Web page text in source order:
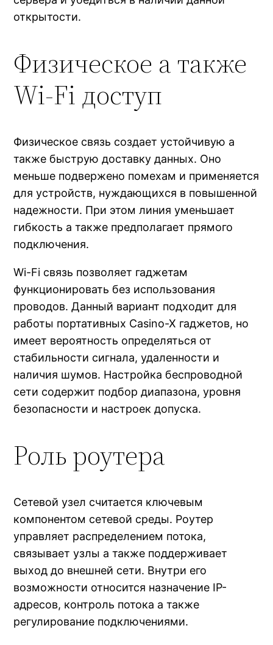
открытости.
Физическое а также
Wi-Fi доступ
Физическое связь создает устойчивую а
также быструю доставку данных. Оно
меньше подвержено помехам и применяется
для устройств, нуждающихся в повышенной
надежности. При этом линия уменьшает
гибкость а также предполагает прямого
подключения.
Wi-Fi связь позволяет гаджетам
функционировать без использования
проводов. Данный вариант подходит для
работы портативных Casino-X гаджетов, но
имеет вероятность определяться от
стабильности сигнала, удаленности и
наличия шумов. Настройка беспроводной
сети содержит подбор диапазона, уровня
безопасности и настроек допуска.
Роль роутера
Сетевой узел считается ключевым
компонентом сетевой среды. Роутер
управляет распределением потока,
связывает узлы а также поддерживает
выход до внешней сети. Внутри его
возможности относится назначение IP-
адресов, контроль потока а также
регулирование подключениями.